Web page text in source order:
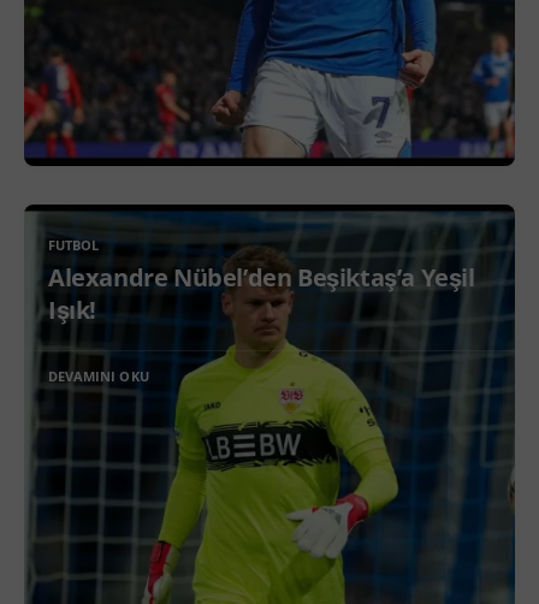
FUTBOL
Alexandre Nübel’den Beşiktaş’a Yeşil
Işık!
DEVAMINI OKU